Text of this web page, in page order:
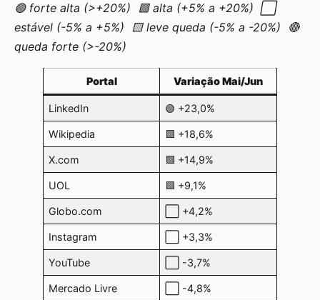
🟢 forte alta (>+20%) 🟩 alta (+5% a +20%) ⬜
estável (-5% a +5%) 🟨 leve queda (-5% a -20%) 🔴
queda forte (>-20%)
Portal Variação Mai/Jun
LinkedIn 🟢 +23,0%
Wikipedia 🟩 +18,6%
X.com 🟩 +14,9%
UOL 🟩 +9,1%
Globo.com ⬜ +4,2%
Instagram ⬜ +3,3%
YouTube ⬜ -3,7%
Mercado Livre ⬜ -4,8%